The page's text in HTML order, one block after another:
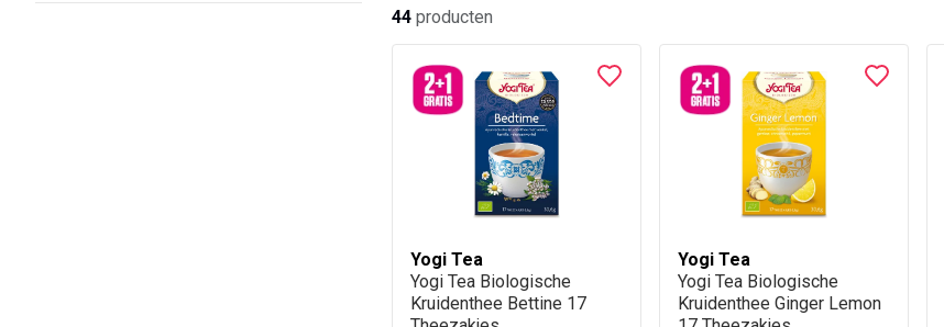
44 producten
Yogi Tea
Yogi Tea Biologische
Kruidenthee Bettine 17
Yogi Tea
Yogi Tea Biologische
Kruidenthee Ginger Lemon